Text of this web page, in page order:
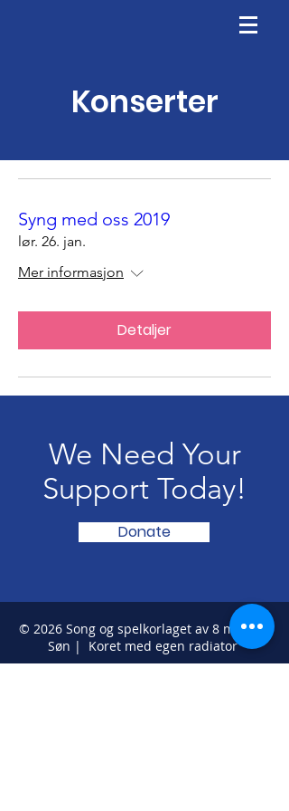
Konserter
Syng med oss 2019
lør. 26. jan.
Mer informasjon
Detaljer
We Need Your
Support Today!
Donate
© 2026 Song og spelkorlaget av 8 mars &
Søn | Koret med egen radiator